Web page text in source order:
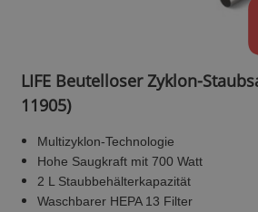
LIFE Beutelloser Zyklon-
11905)
Multizyklon-Technologie
Hohe Saugkraft mit 700 Watt
2 L Staubbehälterkapazität
Waschbarer HEPA 13 Filter